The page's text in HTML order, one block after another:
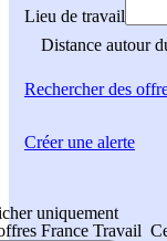
Lieu de travail
Distance autour
Rechercherdes
uniquement
France Travail
Créer une alerte